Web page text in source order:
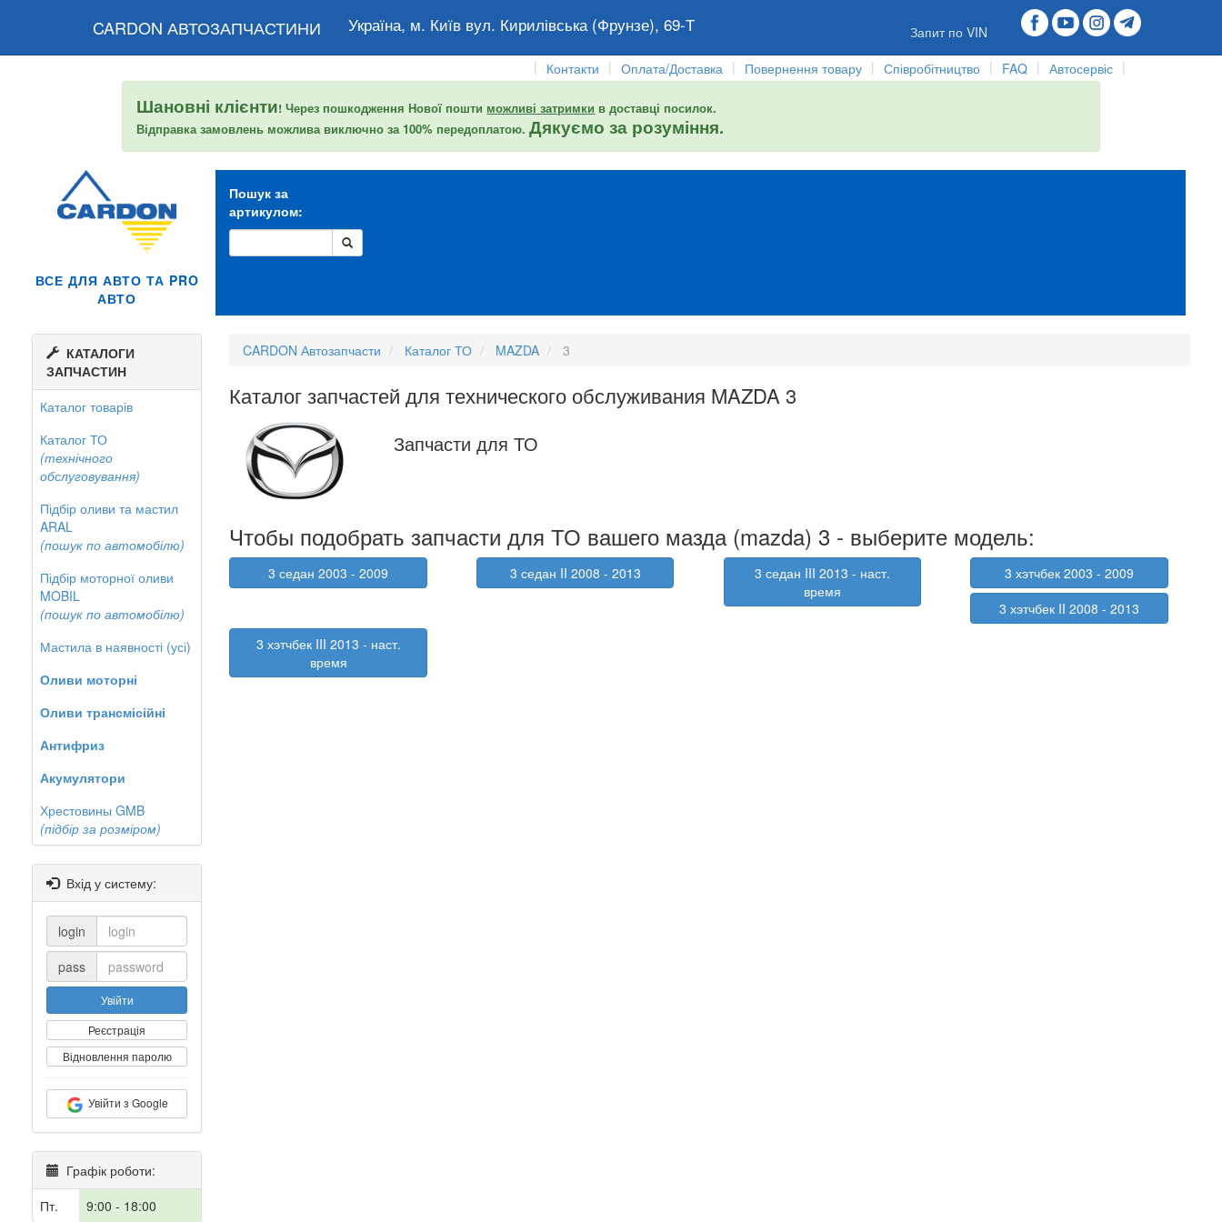
CARDON АВТОЗАПЧАСТИНИ Україна, м. Київ вул. Кирилівська (Фрунзе), 69-Т
Запит по VIN
|
Контакти | Оплата/Доставка | Повернення товару | Співробітництво | FAQ | Автосервіс |
Шановні клієнти! Через пошкодження Нової пошти можливі затримки в доставці посилок.
Відправка замовлень можлива виключно за 100% передоплатою.Дякуємо за розуміння.
ВСЕ ДЛЯ АВТО ТА PRO
АВТО
Пошук за
артикулом:
КАТАЛОГИ
ЗАПЧАСТИН
Каталог товарів
Каталог ТО
(технічного
обслуговування)
Підбір оливи та мастил
ARAL
(пошук по автомобілю)
Підбір моторної оливи
MOBIL
(пошук по автомобілю)
Мастила в наявності (усі)
Оливи моторні
Оливи трансмісійні
Антифриз
Акумулятори
Хрестовины GMB
(підбір за розміром)
Вхід у систему:
login
pass
Увійти
Реєстрація
Відновлення паролю
Увійти з Google
Графік роботи:
Пт.
9:00 - 18:00
CARDON Автозапчасти Каталог ТО MAZDA 3
Каталог запчастей для технического обслуживания MAZDA 3
Запчасти для ТО
Чтобы подобрать запчасти для ТО вашего мазда (mazda) 3 - выберите модель:
3 седан 2003 - 2009 3 седан II 2008 - 2013
3 седан III 2013 - наст.
время
3 хэтчбек 2003 - 2009
3 хэтчбек II 2008 - 2013
3 хэтчбек III 2013 - наст.
время